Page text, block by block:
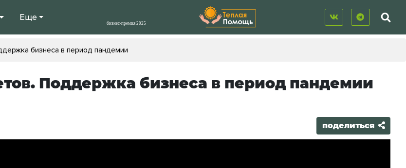
Еще
бизнеса в период пандемии
Поддержка бизнеса в период пандемии
поделиться